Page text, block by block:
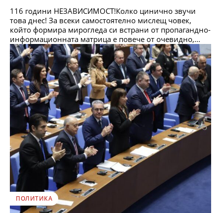
116 години НЕЗАВИСИМОСТ!Колко цинично звучи
това днес! За всеки самостоятелно мислещ човек,
който формира мирогледа си встрани от пропагандно-
информационната матрица е повече от очевидно,...
ПОЛИТИКА